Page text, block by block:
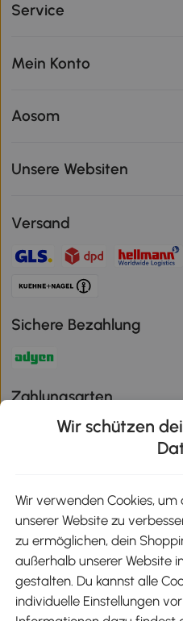
Service
Mein Konto
Aosom
Unsere Websiten
Versand
Sichere Bezahlung
Zahlungsarten
Aosom-App
Wir schützen
Wir verwenden Cookies,
unserer Website zu
zu ermöglichen, dein
außerhalb unserer Website
gestalten. Du kannst alle
individuelle Einstellungen